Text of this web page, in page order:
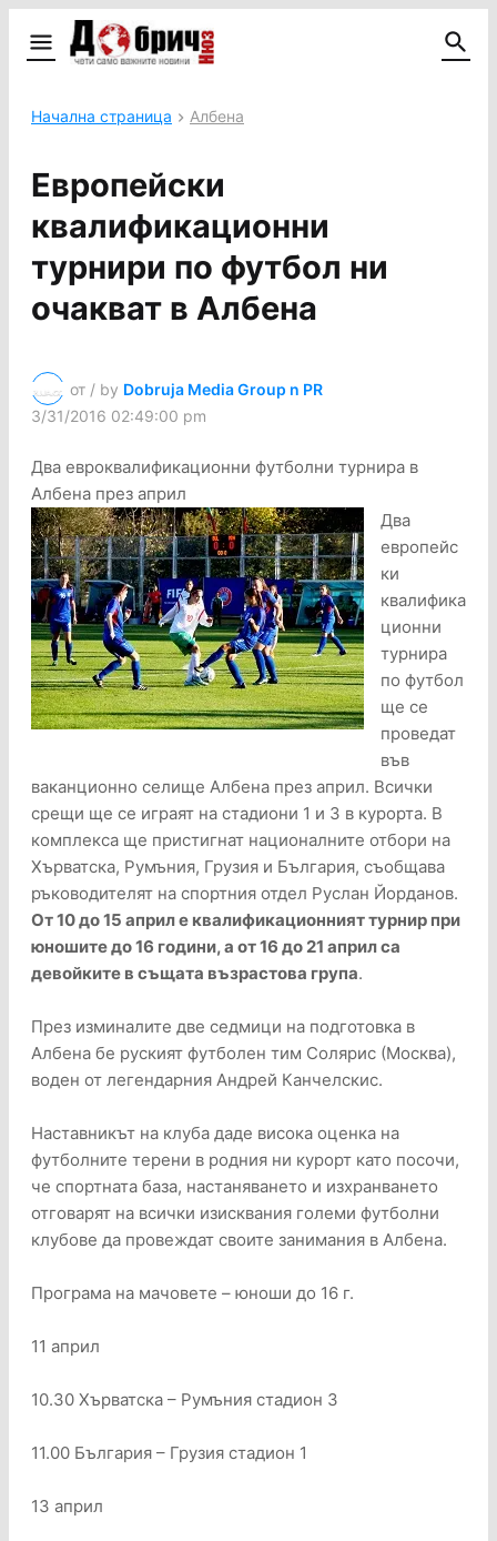
Начална страница Албена
Европейски
квалификационни
турнири по футбол ни
очакват в Албена
от / by Dobruja Media Group n PR
3/31/2016 02:49:00 pm
Два евроквалификационни футболни турнира в
Албена през април
Два
европейс
ки
квалифика
ционни
турнира
по футбол
ще се
проведат
във
ваканционно селище Албена през април. Всички
срещи ще се играят на стадиони 1 и 3 в курорта. В
комплекса ще пристигнат националните отбори на
Хърватска, Румъния, Грузия и България, съобщава
ръководителят на спортния отдел Руслан Йорданов.
От 10 до 15 април е квалификационният турнир при
юношите до 16 години, а от 16 до 21 април са
девойките в същата възрастова група.
През изминалите две седмици на подготовка в
Албена бе руският футболен тим Солярис (Москва),
воден от легендарния Андрей Канчелскис.
Наставникът на клуба даде висока оценка на
футболните терени в родния ни курорт като посочи,
че спортната база, настаняването и изхранването
отговарят на всички изисквания големи футболни
клубове да провеждат своите занимания в Албена.
Програма на мачовете – юноши до 16 г.
11 април
10.30 Хърватска – Румъния стадион 3
11.00 България – Грузия стадион 1
13 април